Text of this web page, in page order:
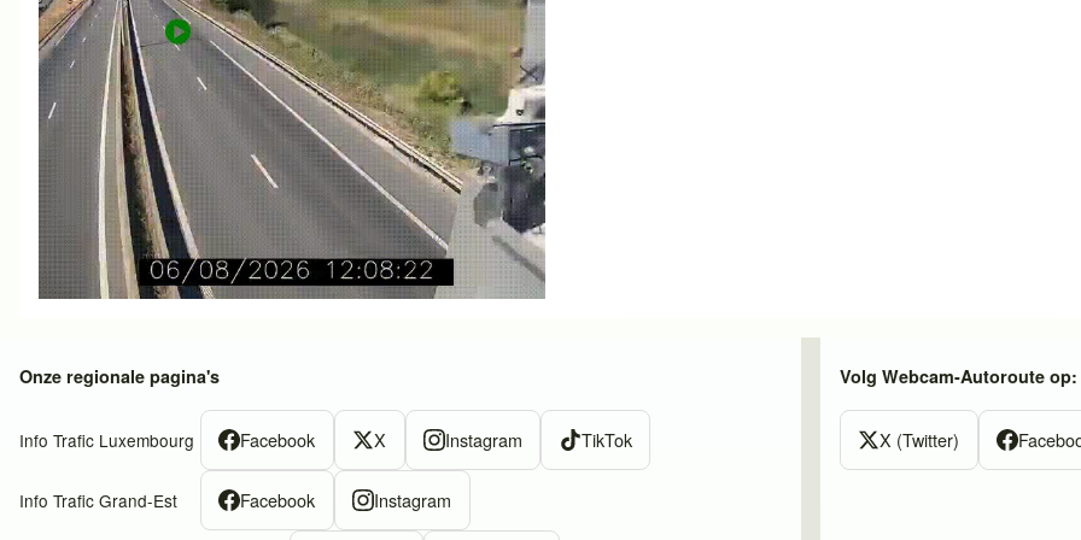
Onze regionale pagina's
Info Trafic Luxembourg Facebook X Instagram TikTok
Info Trafic Grand-Est Facebook Instagram
Volg Webcam-Autoroute op:
X (Twitter)